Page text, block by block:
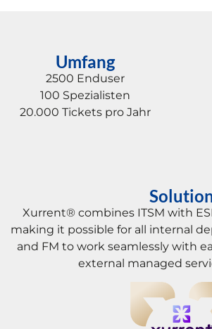
Umfang
2500 Enduser
100 Spezialisten
20.000 Tickets pro Jahr
Xurrent® combines ITSM with
making it possible for all internal
and FM to work seamlessly with
external managed